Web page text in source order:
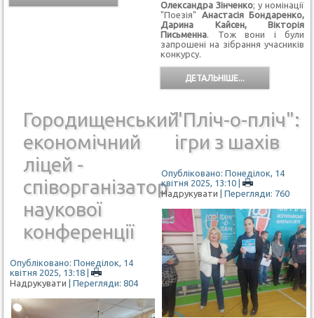
Олександра Зінченко; у номінації
"Поезія" Анастасія Бондаренко,
Дарина Кайсен, Вікторія
Письменна. Тож вони і були
запрошені на зібрання учасників
конкурсу.
ДЕТАЛЬНІШЕ...
Городищенський
економічний
ліцей -
співорганізатор
наукової
конференції
Опубліковано: Понеділок, 14
квітня 2025, 13:18 |
Надрукувати
| Перегляди: 804
"Пліч-о-пліч":
ігри з шахів
Опубліковано: Понеділок, 14
квітня 2025, 13:10|
Надрукувати
| Перегляди: 760